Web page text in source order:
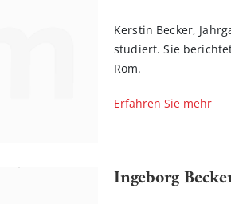
Kerstin Becker,
studiert. Sie
Rom.
Erfahren Sie mehr
Ingeborg